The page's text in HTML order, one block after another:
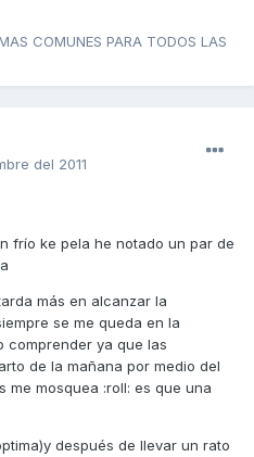
COMUNES PARA TODOS LAS
del 2011
frío ke pela he notado un par de
más en alcanzar la
se me queda en la
comprender ya que las
de la mañana por medio del
me mosquea :roll: es que una
después de llevar un rato